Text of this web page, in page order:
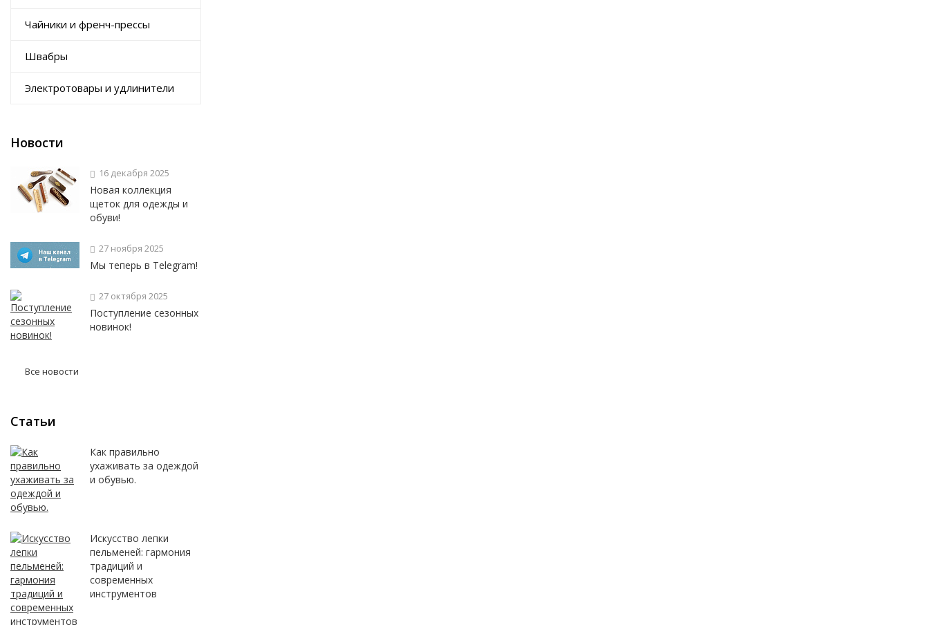
Чайники и френч-прессы
Швабры
Электротовары и удлинители
Новости
16 декабря 2025
Новая коллекция
щеток для одежды и
обуви!
27 ноября 2025
Мы теперь в Telegram!
27 октября 2025
Поступление сезонных
новинок!
Все новости
Статьи
Как правильно
ухаживать за одеждой
и обувью.
Искусство лепки
пельменей: гармония
традиций и
современных
инструментов